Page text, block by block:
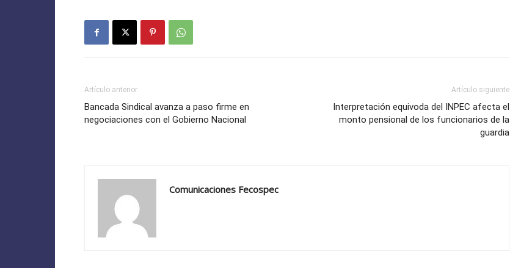
Artículo anterior
Bancada Sindical avanza a paso firme en
negociaciones con el Gobierno Nacional
Artículo siguiente
Interpretación equivoda del INPEC afecta el
monto pensional de los funcionarios de la
guardia
Comunicaciones Fecospec